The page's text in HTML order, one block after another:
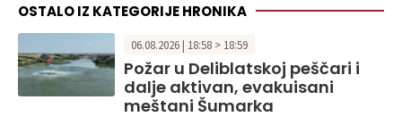
OSTALO IZ KATEGORIJE HRONIKA
06.08.2026 | 18:58 > 18:59
Požar u Deliblatskoj peščari i
dalje aktivan, evakuisani
meštani Šumarka